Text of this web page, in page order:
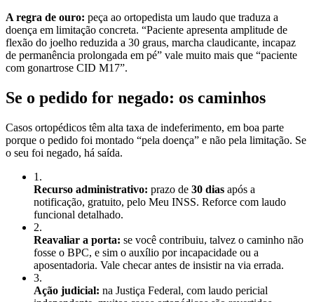
A regra de ouro: peça ao ortopedista um laudo que traduza a
doença em limitação concreta. “Paciente apresenta amplitude de
flexão do joelho reduzida a 30 graus, marcha claudicante, incapaz
de permanência prolongada em pé” vale muito mais que “paciente
com gonartrose CID M17”.
Se o pedido for negado: os caminhos
Casos ortopédicos têm alta taxa de indeferimento, em boa parte
porque o pedido foi montado “pela doença” e não pela limitação. Se
o seu foi negado, há saída.
1 .
Recurso administrativo: prazo de 30 dias após a
notificação, gratuito, pelo Meu INSS. Reforce com laudo
funcional detalhado.
2.
Reavaliar a porta: se você contribuiu, talvez o caminho não
fosse o BPC, e sim o auxílio por incapacidade ou a
aposentadoria. Vale checar antes de insistir na via errada.
3.
Ação judicial: na Justiça Federal, com laudo pericial